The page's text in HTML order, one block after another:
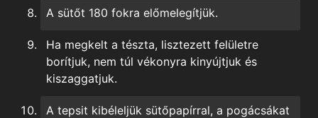
A sütőt 180 fokra előmelegítjük.
Ha megkelt a tészta, lisztezett felületre
borítjuk, nem túl vékonyra kinyújtjuk és
kiszaggatjuk.
A tepsit kibéleljük sütőpapírral, a pogácsákat